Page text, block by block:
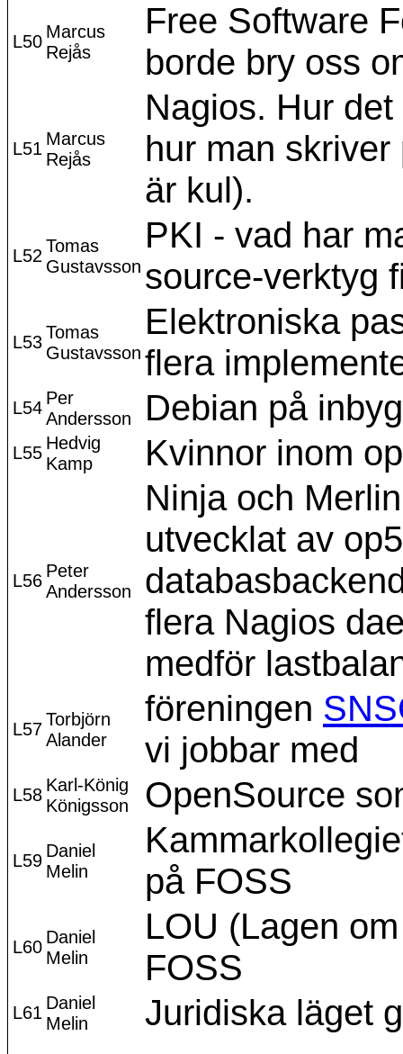
L50 Marcus
Rejås
Free Software
borde bry oss
L51 Marcus
Rejås
Nagios. Hur
hur man
är kul).
L52Tomas
Gustavsson
PKI - vad har
source-verktyg
L53Tomas
Gustavsson
Elektroniska
flera
L54 Per
Andersson
Debian på
L55 Hedvig
Kamp
Kvinnor inom
L56 Peter
Andersson
Ninja och
utvecklat av
flera Nagios
medför
L57Torbjörn
Alander
föreningen
vi jobbar med
L58 Karl-König
Königsson
OpenSource
L59 Daniel
Melin
på FOSS
L60 Daniel
Melin
LOU (Lagen
FOSS
L61 Daniel
Melin
Juridiska läget